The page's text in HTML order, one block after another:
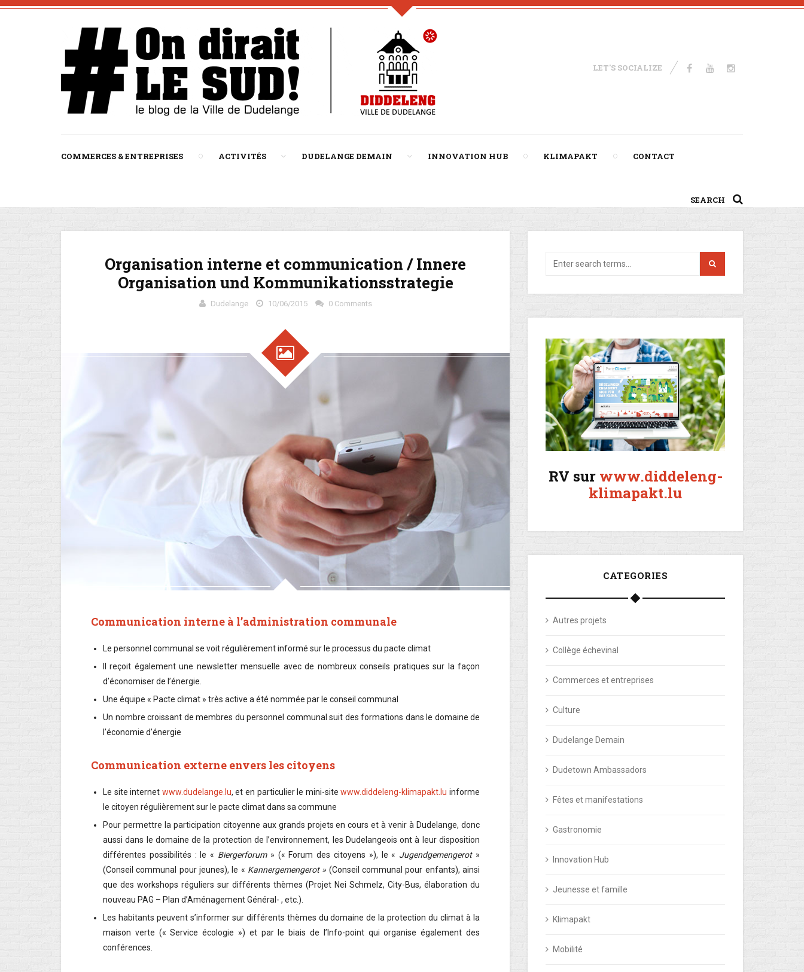
LET'S SOCIALIZE
COMMERCES & ENTREPRISES ACTIVITÉS DUDELANGE DEMAIN INNOVATION HUB KLIMAPAKT CONTACT
SEARCH
Organisation interne et communication / Innere
Organisation und Kommunikationsstrategie
Dudelange 10/06/2015 0 Comments
Communication interne à l’administration communale
Le personnel communal se voit régulièrement informé sur le processus du pacte climat
Il reçoit également une newsletter mensuelle avec de nombreux conseils pratiques sur la façon
d’économiser de l’énergie.
Une équipe « Pacte climat » très active a été nommée par le conseil communal
Un nombre croissant de membres du personnel communal suit des formations dans le domaine de
l’économie d’énergie
Communication externe envers les citoyens
Le site internet www.dudelange.lu, et en particulier le mini-sitewww.diddeleng-klimapakt.lu informe
le citoyen régulièrement sur le pacte climat dans sa commune
Pour permettre la participation citoyenne aux grands projets en cours et à venir à Dudelange, donc
aussi dans le domaine de la protection de l’environnement, les Dudelangeois ont à leur disposition
différentes possibilités : le « Biergerforum» (« Forum des citoyens »), le « Jugendgemengerot»
(Conseil communal pour jeunes), le « Kannergemengerot » (Conseil communal pour enfants), ainsi
que des workshops réguliers sur différents thèmes (Projet Nei Schmelz, City-Bus, élaboration du
nouveau PAG – Plan d’Aménagement Général- , etc.).
Les habitants peuvent s’informer sur différents thèmes du domaine de la protection du climat à la
maison verte (« Service écologie ») et par le biais de l’Info-point qui organise également des
conférences.
RV sur www.diddeleng-
klimapakt.lu
CATEGORIES
Autres projets
Collège échevinal
Commerces et entreprises
Culture
Dudelange Demain
Dudetown Ambassadors
Fêtes et manifestations
Gastronomie
Innovation Hub
Jeunesse et famille
Klimapakt
Mobilité